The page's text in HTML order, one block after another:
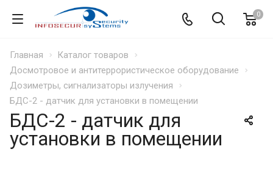
0
Главная
Каталог товаров
Досмотровое и антитеррористическое оборудование
Дозиметры, сигнализаторы излучения
БДС-2 - датчик для установки в помещении
БДС-2 - датчик для
установки в помещении